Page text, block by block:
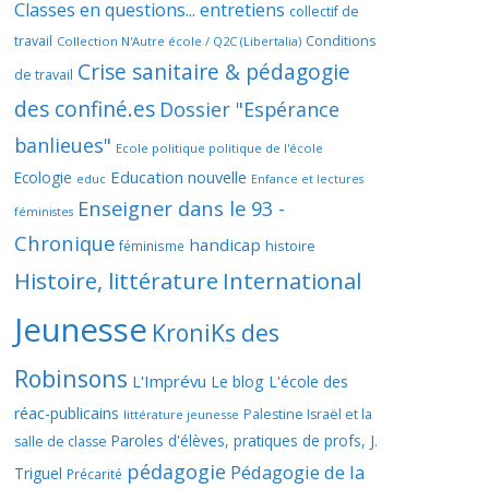
Classes en questions... entretiens collectif de
travail Collection N'Autre école / Q2C (Libertalia) Conditions
de travail Crise sanitaire & pédagogie
des confiné.es Dossier "Espérance
banlieues" Ecole politique politique de l'école
Ecologie educ Education nouvelle Enfance et lectures
féministes Enseigner dans le 93 -
Chronique féminisme handicap histoire
Histoire, littérature International
Jeunesse KroniKs des
Robinsons L'Imprévu Le blog L'école des
réac-publicains littérature jeunesse Palestine Israël et la
salle de classe Paroles d'élèves, pratiques de profs, J.
Triguel Précarité pédagogie Pédagogie de la